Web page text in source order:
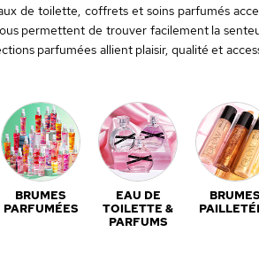
de toilette, coffrets et soins parfumés
permettent de trouver facilement la
parfumées allient plaisir, qualité et
BRUMES
PARFUMÉES
EAU DE
TOILETTE &
PARFUMS
BRUMES